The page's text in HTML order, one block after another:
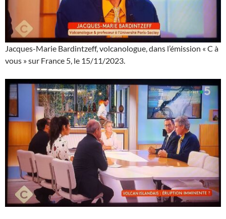
Jacques-Marie Bardintzeff, volcanologue, dans l’émission « C à
vous » sur France 5, le 15/11/2023.